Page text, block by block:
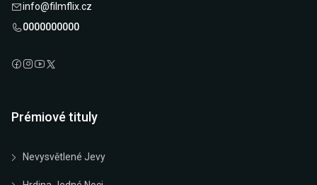
info@filmflix.cz
0000000000
Prémiové tituly
Nevysvětlené Jevy